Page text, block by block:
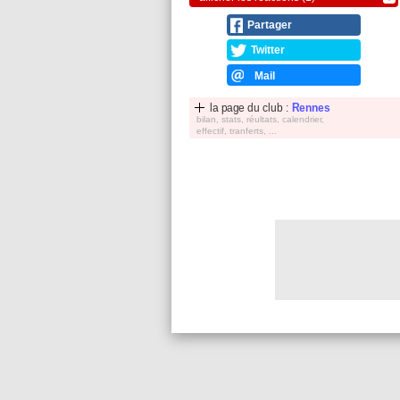
Partager
Twitter
Mail
la page du club : Rennes
bilan, stats, réultats, calendrier,
effectif, tranferts, ...